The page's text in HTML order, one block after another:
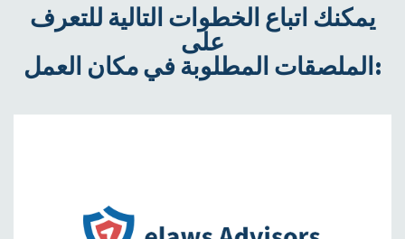
يمكنك اتباع الخطوات التالية للتعرف
على
الملصقات المطلوبة في مكان العمل: